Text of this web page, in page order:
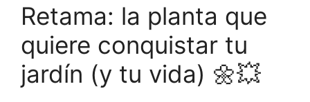
Retama: la planta que
quiere conquistar tu
jardín (y tu vida) 🌼💥